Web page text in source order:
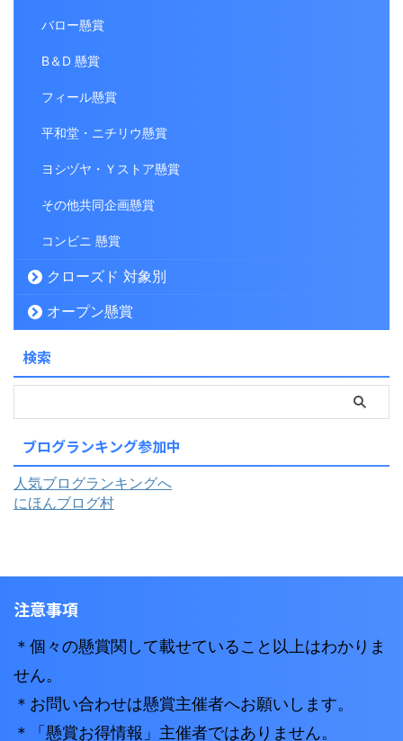
バロー懸賞
B＆D 懸賞
フィール懸賞
平和堂・ニチリウ懸賞
ヨシヅヤ・Ｙストア懸賞
その他共同企画懸賞
コンビニ 懸賞
クローズド 対象別
オープン懸賞
検索
ブログランキング参加中
人気ブログランキングへ
にほんブログ村
注意事項
＊個々の懸賞関して載せていること以上はわかりま
せん。
＊お問い合わせは懸賞主催者へお願いします。
＊「懸賞お得情報」主催者ではありません。